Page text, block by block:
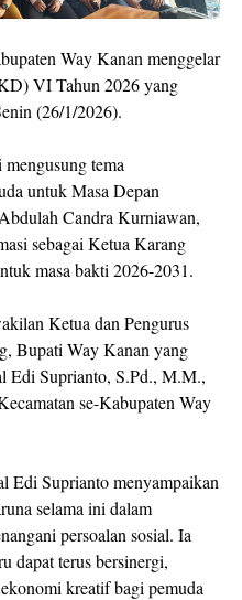
Way Kanan menggelar
VI Tahun 2026 yang
(26/1/2026).
tema
untuk Masa Depan
Candra Kurniawan,
sebagai Ketua Karang
masa bakti 2026-2031.
Ketua dan Pengurus
Bupati Way Kanan yang
Edi Suprianto, S.Pd., M.M.,
se-Kabupaten Way
Edi Suprianto menyampaikan
selama ini dalam
persoalan sosial. Ia
dapat terus bersinergi,
kreatif bagi pemuda